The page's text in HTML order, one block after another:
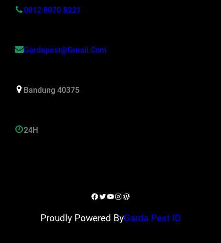
0812 8070 8221
Gardapest@gmail.com
Bandung 40375
24H
Facebook
Twitter
YouTube
Instagram
WordPress
Proudly Powered ByGarda Pest ID